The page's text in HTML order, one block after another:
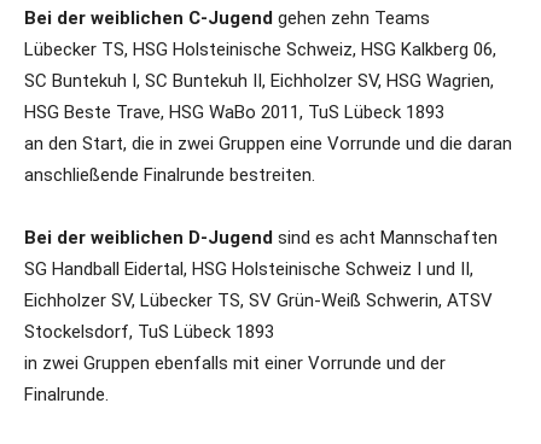
Bei der weiblichen C-Jugend gehen zehn Teams
Lübecker TS, HSG Holsteinische Schweiz, HSG Kalkberg 06,
SC Buntekuh I, SC Buntekuh II, Eichholzer SV, HSG Wagrien,
HSG Beste Trave, HSG WaBo 2011, TuS Lübeck 1893
an den Start, die in zwei Gruppen eine Vorrunde und die daran
anschließende Finalrunde bestreiten.
Bei der weiblichen D-Jugend sind es acht Mannschaften
SG Handball Eidertal, HSG Holsteinische Schweiz I und II,
Eichholzer SV, Lübecker TS, SV Grün-Weiß Schwerin, ATSV
Stockelsdorf, TuS Lübeck 1893
in zwei Gruppen ebenfalls mit einer Vorrunde und der
Finalrunde.